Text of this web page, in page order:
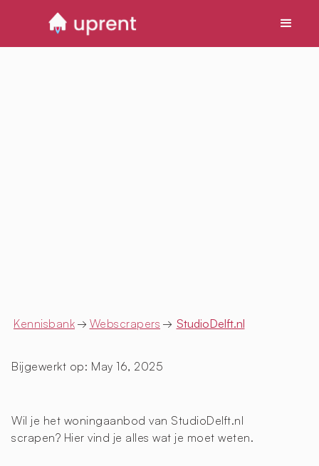
Kennisbank → Webscrapers → StudioDelft.nl
Bijgewerkt op: May 16, 2025
Wil je het woningaanbod van StudioDelft.nl
scrapen? Hier vind je alles wat je moet weten.